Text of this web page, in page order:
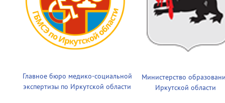
Главное бюро медико-социальной
экспертизы по Иркутской области
Министерство
Иркутской области